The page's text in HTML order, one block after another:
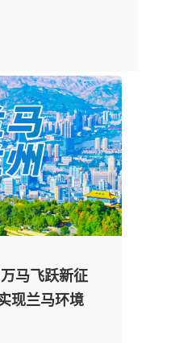
马飞跃新征
现兰马环境